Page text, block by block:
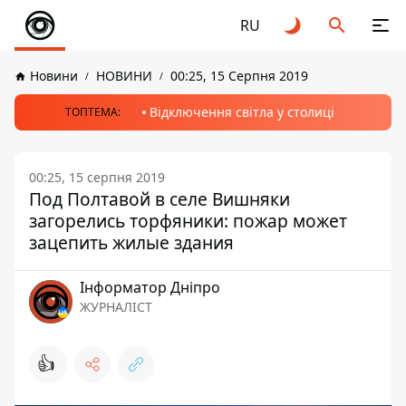
RU
Новини НОВИНИ 00:25, 15 Серпня 2019
ТОПТЕМА: Відключення світла у столиці
00:25, 15 серпня 2019
Под Полтавой в селе Вишняки
загорелись торфяники: пожар может
зацепить жилые здания
Інформатор Дніпро
ЖУРНАЛІСТ
👍